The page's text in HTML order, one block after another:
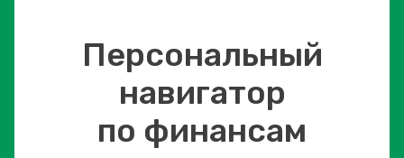
Персональный
навигатор
по финансам